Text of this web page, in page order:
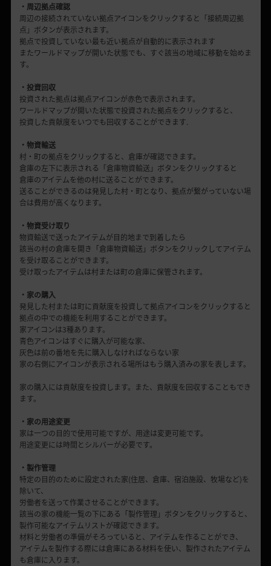
・周辺拠点確認
周辺の接続されていない拠点アイコンをクリックすると「接続周辺拠
点」ボタンが表示されます。
拠点で投資していない最も近い拠点が自動的に表示されます
またワールドマップが開いた状態でも、すぐ該当の地域に移動を始めま
す。
・投資回収
投資された拠点は拠点アイコンが赤色で表示されます。
ワールドマップが開いた状態で投資された拠点をクリックすると、
投資した貢献度をいつでも回収することができます.
・物資輸送
村・町の拠点をクリックすると、倉庫が確認できます。
倉庫の左下に表示される「倉庫物資輸送」ボタンをクリックすると
倉庫のアイテムを他の村に送ることができます。
送ることができるのは発見した村・町となり、拠点が繋がっていない場
合は費用が高くなります。
・物資受け取り
物資輸送で送ったアイテムが目的地まで到着したら
該当の村の倉庫を開き「倉庫物資輸送」ボタンをクリックしてアイテム
を受け取ることができます。
受け取ったアイテムは村または町の倉庫に保管されます。
・家の購入
発見した村または町に貢献度を投資して拠点アイコンをクリックすると
拠点の中での機能を利用することができます。
家アイコンは3種あります。
青色アイコンはすぐに購入が可能な家、
灰色は前の番地を先に購入しなければならない家
家の右側にアイコンが表示される場所はもう購入済みの家を表します。
家の購入には貢献度を投資します。また、貢献度を回収することもでき
ます。
・家の用途変更
家は一つの目的で使用可能ですが、用途は変更可能です。
用途変更には時間とシルバーが必要です。
・製作管理
特定の目的のために設定された家(住居、倉庫、宿泊施設、牧場など)を
除いて、
労働者を送って作業させることができます。
該当の家の機能一覧の下にある「製作管理」ボタンをクリックすると、
製作可能なアイテムリストが確認できます。
材料と労働者の準備がそろっていると、アイテムを作ることができ、
アイテムを製作する際には倉庫にある材料を使い、製作されたアイテム
も倉庫に入ります。